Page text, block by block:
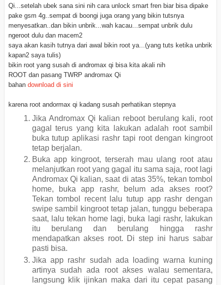
Qi...setelah ubek sana sini nih cara unlock smart fren biar bisa dipake
pake gsm 4g..sempat di boongi juga orang yang bikin tutsnya
menyesatkan..dan bikin unbrik...wah kacau...sempat unbrik dulu
ngeroot dulu dan macem2
saya akan kasih tutnya dari awal bikin root ya...(yang tuts ketika unbrik
kapan2 saya tulis)
bikin root yang susah di andromax qi bisa kita akali nih
ROOT dan pasang TWRP andromax Qi
bahan download di sini
karena root andormax qi kadang susah perhatikan stepnya
Jika Andromax Qi kalian reboot berulang kali, root
gagal terus yang kita lakukan adalah root sambil
buka tutup aplikasi rashr tapi root dengan kingroot
tetap berjalan.
Buka app kingroot, terserah mau ulang root atau
melanjutkan root yang gagal itu sama saja, root lagi
Andromax Qi kalian, saat di atas 35%, tekan tombol
home, buka app rashr, belum ada akses root?
Tekan tombol recent lalu tutup app rashr dengan
swipe sambil kingroot tetap jalan, tunggu beberapa
saat, lalu tekan home lagi, buka lagi rashr, lakukan
itu berulang dan berulang hingga rashr
mendapatkan akses root. Di step ini harus sabar
pasti bisa.
Jika app rashr sudah ada loading warna kuning
artinya sudah ada root akses walau sementara,
langsung klik ijinkan maka dari itu cepat pasang